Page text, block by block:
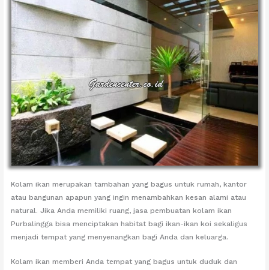
Kolam ikan merupakan tambahan yang bagus untuk rumah, kantor
atau bangunan apapun yang ingin menambahkan kesan alami atau
natural. Jika Anda memiliki ruang, jasa pembuatan kolam ikan
Purbalingga bisa menciptakan habitat bagi ikan-ikan koi sekaligus
menjadi tempat yang menyenangkan bagi Anda dan keluarga.
Kolam ikan memberi Anda tempat yang bagus untuk duduk dan